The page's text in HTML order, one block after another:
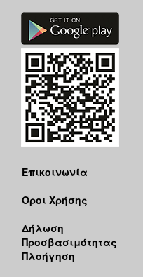
Επικοινωνία
Όροι Χρήσης
Δήλωση
Προσβασιμότητας
Πλοήγηση